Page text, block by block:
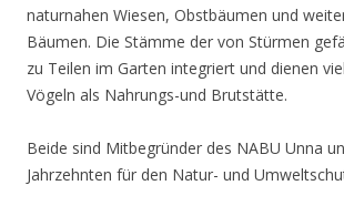
naturnahen Wiesen, Obstbäumen und
Bäumen. Die Stämme der von Stürmen
zu Teilen im Garten integriert und dienen
Vögeln als Nahrungs-und Brutstätte.
Beide sind Mitbegründer des NABU Unna
Jahrzehnten für den Natur- und